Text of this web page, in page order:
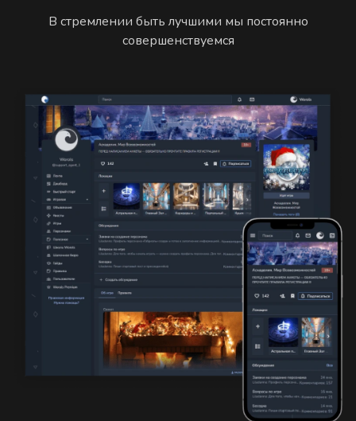
В стремлении быть лучшими мы постоянно
совершенствуемся